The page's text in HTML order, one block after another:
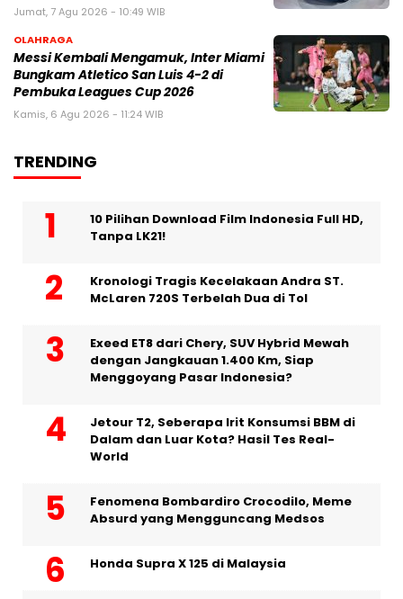
Jumat, 7 Agu 2026 - 10:49 WIB
OLAHRAGA
Messi Kembali Mengamuk, Inter Miami
Bungkam Atletico San Luis 4-2 di
Pembuka Leagues Cup 2026
Kamis, 6 Agu 2026 - 11:24 WIB
TRENDING
10 Pilihan Download Film Indonesia Full HD,
Tanpa LK21!
Kronologi Tragis Kecelakaan Andra ST.
McLaren 720S Terbelah Dua di Tol
Exeed ET8 dari Chery, SUV Hybrid Mewah
dengan Jangkauan 1.400 Km, Siap
Menggoyang Pasar Indonesia?
Jetour T2, Seberapa Irit Konsumsi BBM di
Dalam dan Luar Kota? Hasil Tes Real-
World
Fenomena Bombardiro Crocodilo, Meme
Absurd yang Mengguncang Medsos
Honda Supra X 125 di Malaysia